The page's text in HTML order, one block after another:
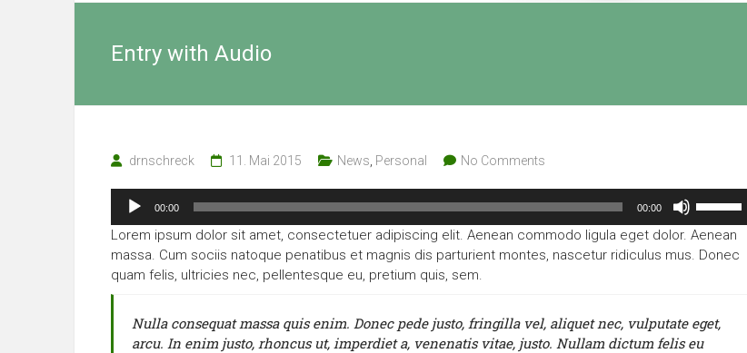
Entry with Audio
drnschreck 11. Mai 2015 News Personal No Comments
Audio-
Player
00:00 00:00
benutzen,
um
regeln.
Lorem ipsum dolor sit amet, consectetuer adipiscing elit. Aenean commodo ligula eget dolor. Aenean
massa. Cum sociis natoque penatibus et magnis dis parturient montes, nascetur ridiculus mus. Donec
quam felis, ultricies nec, pellentesque eu, pretium quis, sem.
Nulla consequat massa quis enim. Donec pede justo, fringilla vel, aliquet nec, vulputate eget,
arcu. In enim justo, rhoncus ut, imperdiet a, venenatis vitae, justo. Nullam dictum felis eu